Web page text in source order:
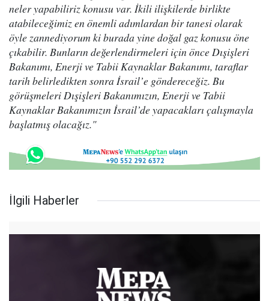
neler yapabiliriz konusu var. İkili ilişkilerde birlikte
atabileceğimiz en önemli adımlardan bir tanesi olarak
öyle zannediyorum ki burada yine doğal gaz konusu öne
çıkabilir. Bunların değerlendirmeleri için önce Dışişleri
Bakanımı, Enerji ve Tabii Kaynaklar Bakanımı, taraflar
tarih belirledikten sonra İsrail’e göndereceğiz. Bu
görüşmeleri Dışişleri Bakanımızın, Enerji ve Tabii
Kaynaklar Bakanımızın İsrail’de yapacakları çalışmayla
başlatmış olacağız."
İlgili Haberler